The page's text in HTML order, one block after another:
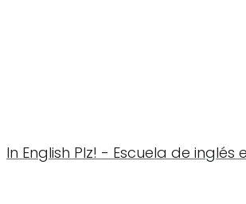
In English Plz! - Escuela de inglés